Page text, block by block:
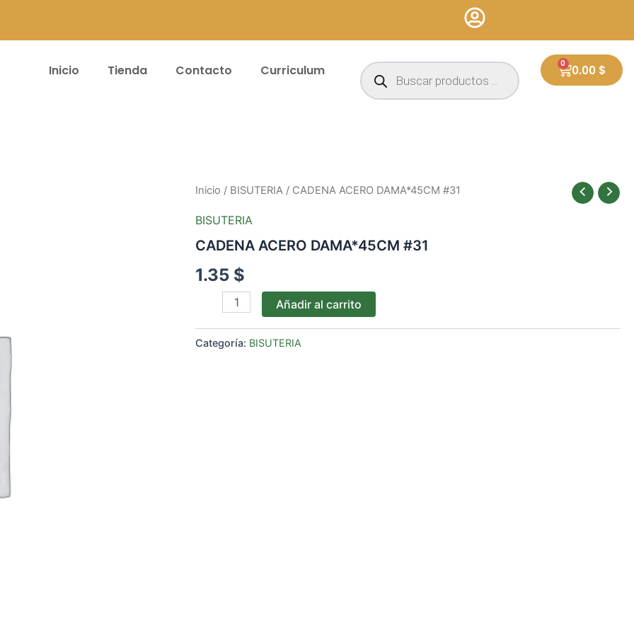
Inicio Tienda Contacto Curriculum
Búsqueda
de
productos
0.00 $
0
Cart
Inicio / BISUTERIA / CADENA ACERO DAMA*45CM #31
BISUTERIA
CADENA ACERO DAMA*45CM #31
1.35 $
CADENA
DAMA*45CM
cantidad
Añadir al carrito
Categoría: BISUTERIA